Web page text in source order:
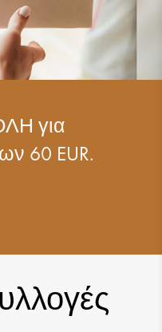
για
60 EUR.